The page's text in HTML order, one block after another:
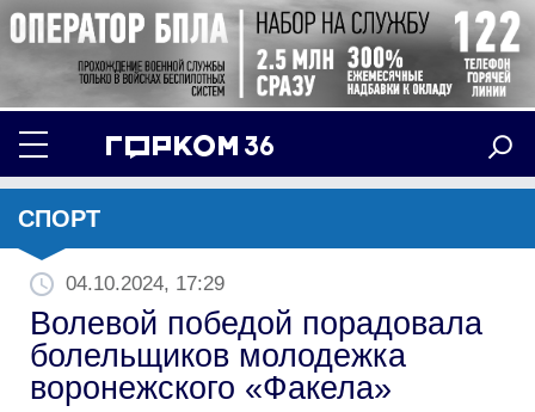
СПОРТ
04.10.2024, 17:29
Волевой победой порадовала
болельщиков молодежка
воронежского «Факела»